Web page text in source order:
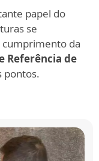
papel do
se
cumprimento da
Referência de
pontos.